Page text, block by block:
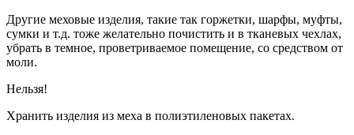
Другие меховые изделия, такие так горжетки, шарфы, муфты,
сумки и т.д. тоже желательно почистить и в тканевых чехлах,
убрать в темное, проветриваемое помещение, со средством от
моли.
Нельзя!
Хранить изделия из меха в полиэтиленовых пакетах.